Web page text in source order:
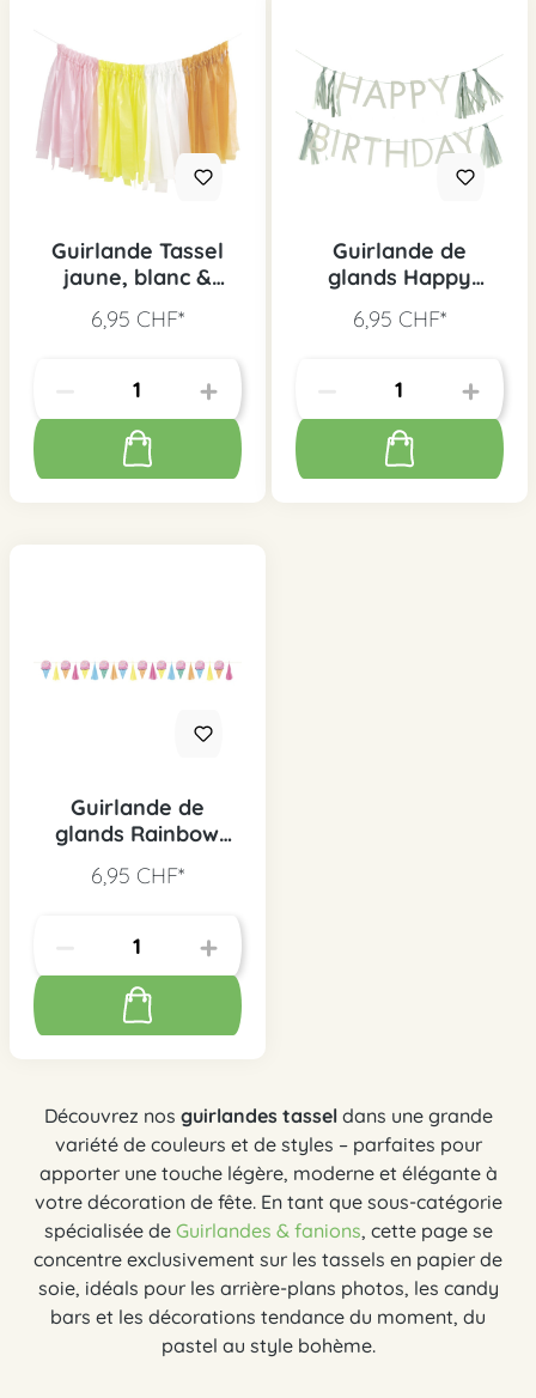
Guirlande Tassel
jaune, blanc &
6,95 CHF*
Guirlande de
glands Happy
6,95 CHF*
Guirlande de
glands Rainbow
6,95 CHF*
Découvrez nos guirlandes tasseldans une grande
variété de couleurs et de styles – parfaites pour
apporter une touche légère, moderne et élégante à
votre décoration de fête. En tant que sous-catégorie
spécialisée de Guirlandes & fanions, cette page se
concentre exclusivement sur les tassels en papier de
soie, idéals pour les arrière-plans photos, les candy
bars et les décorations tendance du moment, du
pastel au style bohème.